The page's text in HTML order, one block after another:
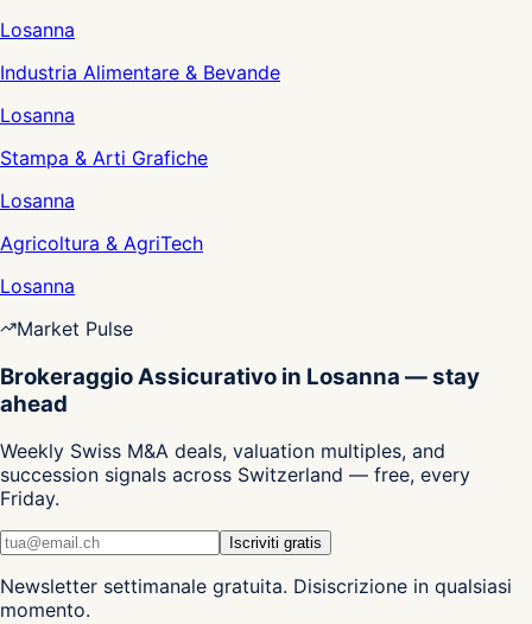
Losanna
Industria Alimentare & Bevande
Losanna
Stampa & Arti Grafiche
Losanna
Agricoltura & AgriTech
Losanna
Market Pulse
Brokeraggio Assicurativo in Losanna — stay
ahead
Weekly Swiss M&A deals, valuation multiples, and
succession signals across Switzerland — free, every
Friday.
Iscriviti gratis
Newsletter settimanale gratuita. Disiscrizione in qualsiasi
momento.